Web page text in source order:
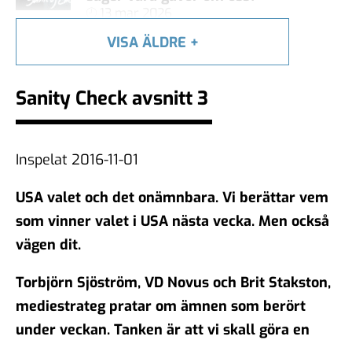
#105 - Carl Heath - Äger
techjättarna vårt
demokratiska samtal?
#104 - Åsa Larsson - AI,
16 jan 2026
VISA ÄLDRE +
Sanity Check avsnitt 3
Inspelat 2016-11-01
USA valet och det onämnbara. Vi berättar vem
som vinner valet i USA nästa vecka. Men också
vägen dit.
Torbjörn Sjöström, VD Novus och Brit Stakston,
mediestrateg pratar om ämnen som berört
under veckan. Tanken är att vi skall göra en